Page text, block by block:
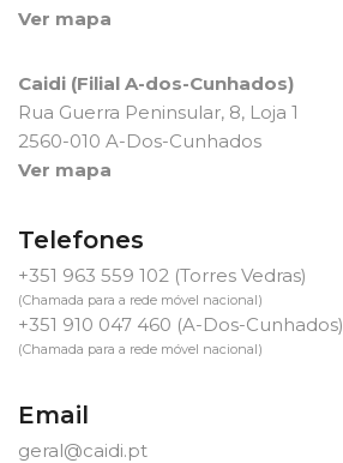
Ver mapa
Caidi (Filial A-dos-Cunhados)
Rua Guerra Peninsular, 8, Loja 1
2560-010 A-Dos-Cunhados
Ver mapa
Telefones
+351 963 559 102 (Torres Vedras)
(Chamada para a rede móvel nacional)
+351 910 047 460 (A-Dos-Cunhados)
(Chamada para a rede móvel nacional)
Email
geral@caidi.pt